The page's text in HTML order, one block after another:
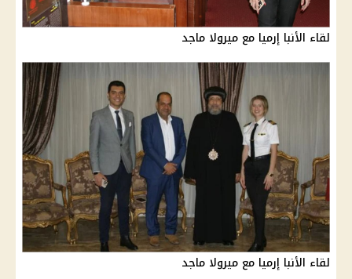
لقاء الأنبا إرميا مع ميرولا ماجد
لقاء الأنبا إرميا مع ميرولا ماجد